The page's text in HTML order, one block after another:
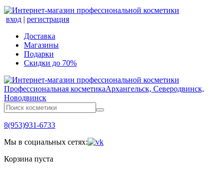
вход | регистрация
Доставка
Магазины
Подарки
Скидки до 70%
Профессиональная косметикаАрхангельск, Северодвинск,
Новодвинск
8(953)931-6733
Мы в социальных сетях:
Корзина пуста